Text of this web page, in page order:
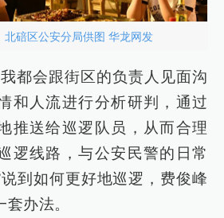
北碚区公安分局供图 华龙网发
都会跟街区的负责人见面沟
和人流进行分析研判，通过
推送给巡逻队员，从而合理
逻线路，与公安民警的日常
到如何更好地巡逻，费俊峰
办法。